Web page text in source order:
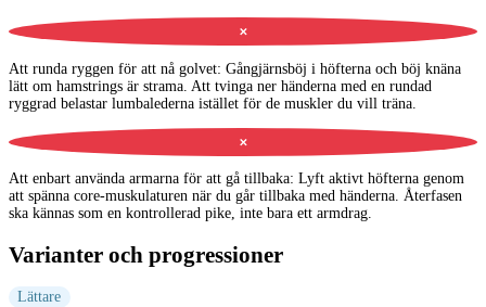
✕
Att runda ryggen för att nå golvet: Gångjärnsböj i höfterna och böj knäna
lätt om hamstrings är strama. Att tvinga ner händerna med en rundad
ryggrad belastar lumbalederna istället för de muskler du vill träna.
✕
Att enbart använda armarna för att gå tillbaka: Lyft aktivt höfterna genom
att spänna core-muskulaturen när du går tillbaka med händerna. Återfasen
ska kännas som en kontrollerad pike, inte bara ett armdrag.
Varianter och progressioner
Lättare